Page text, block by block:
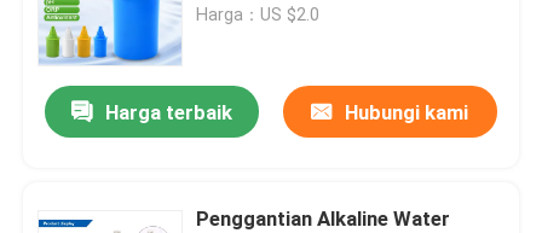
Harga：US $2.0
Harga terbaik Hubungi kami
Penggantian Alkaline Water